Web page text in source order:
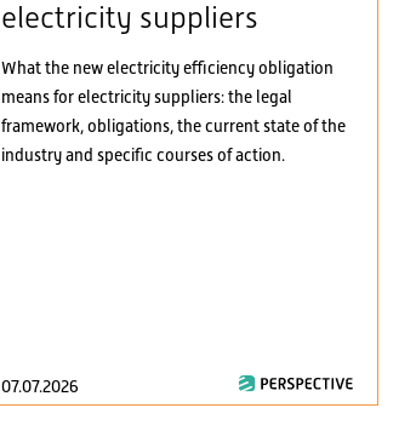
electricity suppliers
What the new electricity efficiency obligation
means for electricity suppliers: the legal
framework, obligations, the current state of the
industry and specific courses of action.
07.07.2026